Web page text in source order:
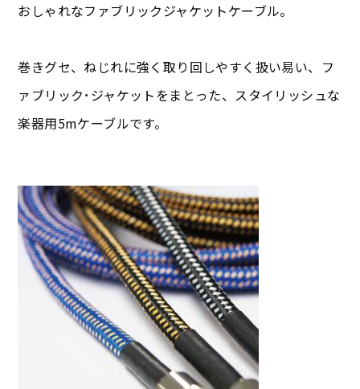
おしゃれなファブリックジャケットケーブル。
巻きグセ、ねじれに強く取り回しやすく扱い易い、フ
ァブリック･ジャケットをまとった、スタイリッシュな
楽器用5mケーブルです。